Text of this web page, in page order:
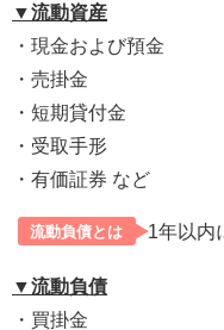
▼流動資産
・現金および預金
・売掛金
・短期貸付金
・受取手形
・有価証券 など
流動負債とは 1年以内
▼流動負債
・買掛金